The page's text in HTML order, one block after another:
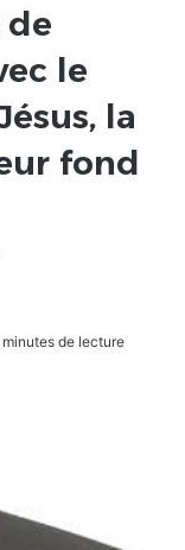
de
le
la
fond
minutes de lecture